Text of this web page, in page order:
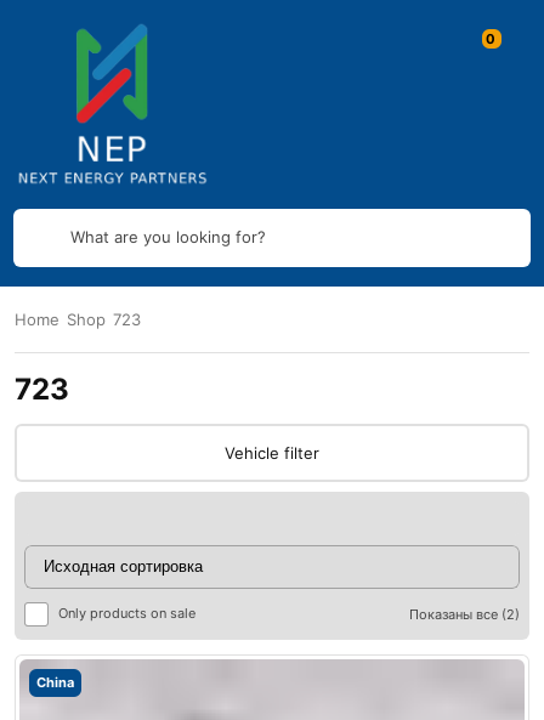
What are you looking for?
Home Shop 723
723
Vehicle filter
Only products on sale Показаны все (2)
China